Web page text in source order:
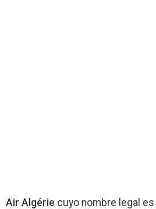
Air Algérie cuyo nombre legal es